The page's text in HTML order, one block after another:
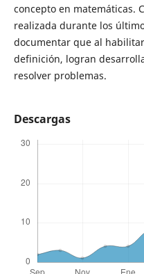
concepto en matemáticas.
realizada durante los
documentar que al
definición, logran
resolver problemas.
Descargas